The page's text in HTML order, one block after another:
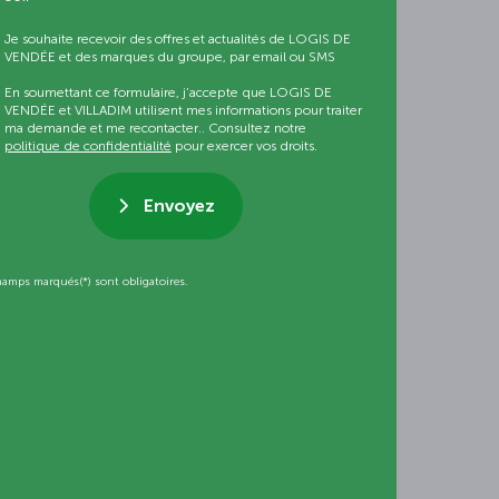
Je souhaite recevoir des offres et actualités de LOGIS DE
VENDÉE et des marques du groupe, par email ou SMS
En soumettant ce formulaire, j’accepte que LOGIS DE
VENDÉE et VILLADIM utilisent mes informations pour traiter
ma demande et me recontacter.. Consultez notre
politique de confidentialité pour exercer vos droits.
Envoyez
marqués(*) sont obligatoires.